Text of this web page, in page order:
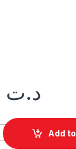
د.ت
Add